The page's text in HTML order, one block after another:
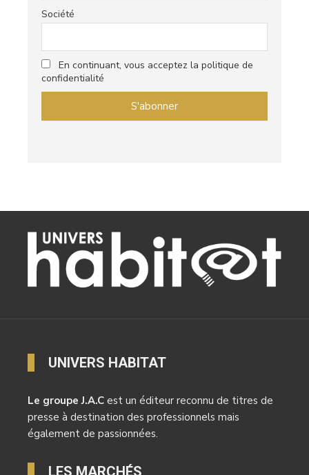
Société
En continuant, vous acceptez la politique de
confidentialité
UNIVERS HABITAT
Le groupe J.A.C est un éditeur reconnu de titres de
presse à destination des professionnels mais
également de passionnées.